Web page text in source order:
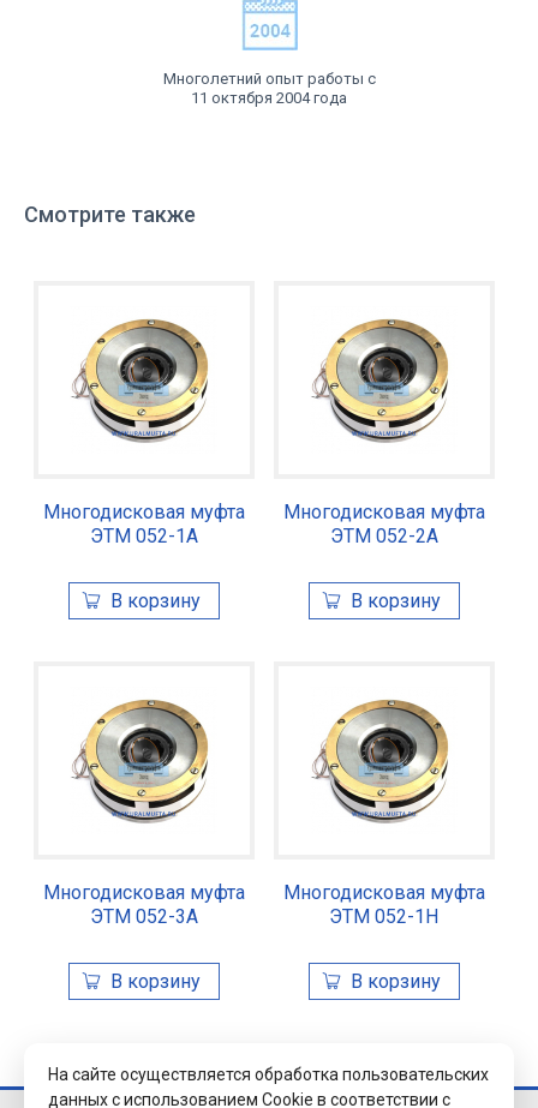
Многолетний опыт работы с
11 октября 2004 года
Смотрите также
Многодисковая муфта
ЭТМ 052-1А
Многодисковая муфта
ЭТМ 052-2А
Многодисковая муфта
ЭТМ 052-3А
Многодисковая муфта
ЭТМ 052-1Н
На сайте осуществляется обработка пользовательских
данных с использованием Cookie в соответствии с